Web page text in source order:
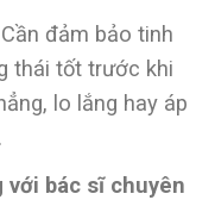
Cần đảm bảo tinh
thái tốt trước khi
lo lắng hay áp
với bác sĩ chuyên